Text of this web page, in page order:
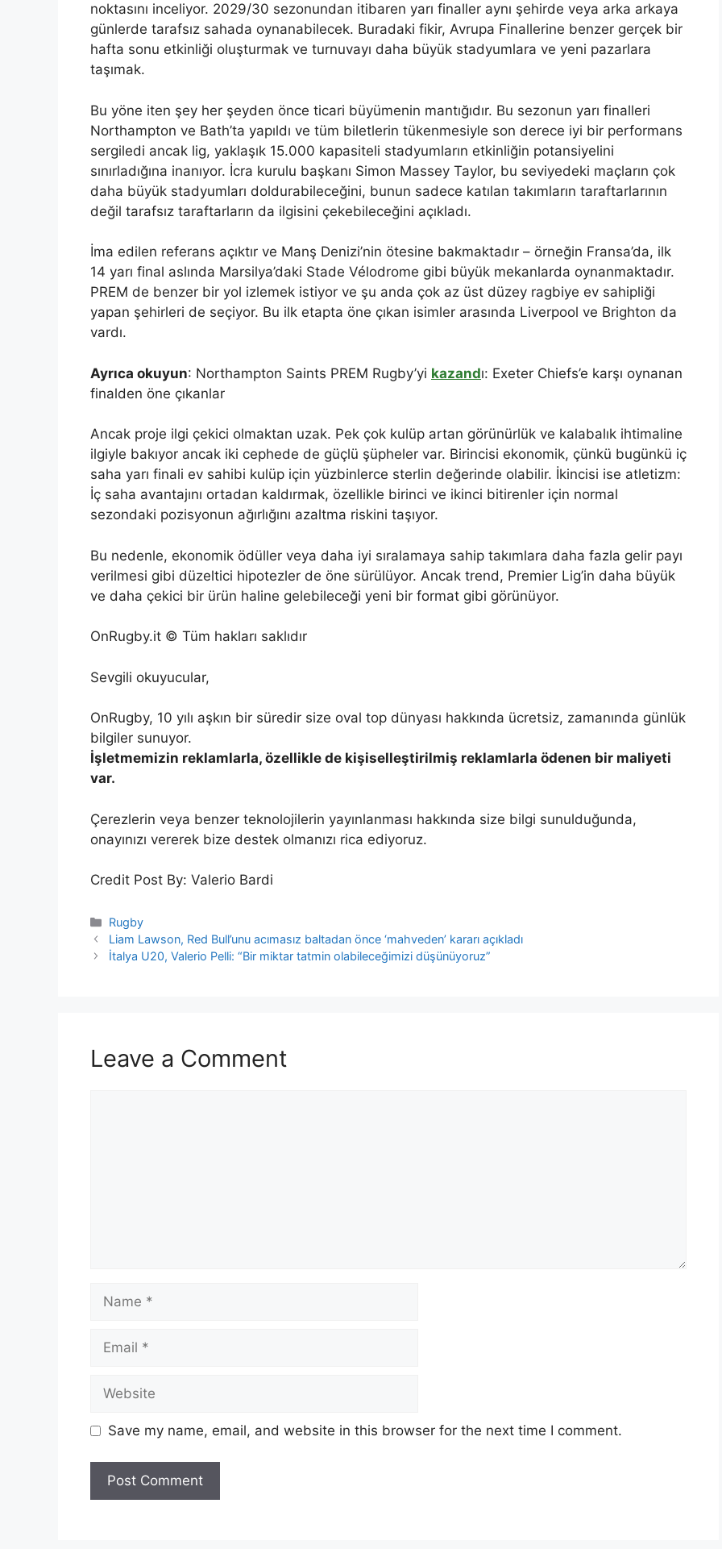
noktasını inceliyor. 2029/30 sezonundan itibaren yarı finaller aynı şehirde veya arka arkaya
günlerde tarafsız sahada oynanabilecek. Buradaki fikir, Avrupa Finallerine benzer gerçek bir
hafta sonu etkinliği oluşturmak ve turnuvayı daha büyük stadyumlara ve yeni pazarlara
taşımak.
Bu yöne iten şey her şeyden önce ticari büyümenin mantığıdır. Bu sezonun yarı finalleri
Northampton ve Bath’ta yapıldı ve tüm biletlerin tükenmesiyle son derece iyi bir performans
sergiledi ancak lig, yaklaşık 15.000 kapasiteli stadyumların etkinliğin potansiyelini
sınırladığına inanıyor. İcra kurulu başkanı Simon Massey Taylor, bu seviyedeki maçların çok
daha büyük stadyumları doldurabileceğini, bunun sadece katılan takımların taraftarlarının
değil tarafsız taraftarların da ilgisini çekebileceğini açıkladı.
İma edilen referans açıktır ve Manş Denizi’nin ötesine bakmaktadır – örneğin Fransa’da, ilk
14 yarı final aslında Marsilya’daki Stade Vélodrome gibi büyük mekanlarda oynanmaktadır.
PREM de benzer bir yol izlemek istiyor ve şu anda çok az üst düzey ragbiye ev sahipliği
yapan şehirleri de seçiyor. Bu ilk etapta öne çıkan isimler arasında Liverpool ve Brighton da
vardı.
Ayrıca okuyun: Northampton Saints PREM Rugby’yi kazandı: Exeter Chiefs’e karşı oynanan
finalden öne çıkanlar
Ancak proje ilgi çekici olmaktan uzak. Pek çok kulüp artan görünürlük ve kalabalık ihtimaline
ilgiyle bakıyor ancak iki cephede de güçlü şüpheler var. Birincisi ekonomik, çünkü bugünkü iç
saha yarı finali ev sahibi kulüp için yüzbinlerce sterlin değerinde olabilir. İkincisi ise atletizm:
İç saha avantajını ortadan kaldırmak, özellikle birinci ve ikinci bitirenler için normal
sezondaki pozisyonun ağırlığını azaltma riskini taşıyor.
Bu nedenle, ekonomik ödüller veya daha iyi sıralamaya sahip takımlara daha fazla gelir payı
verilmesi gibi düzeltici hipotezler de öne sürülüyor. Ancak trend, Premier Lig’in daha büyük
ve daha çekici bir ürün haline gelebileceği yeni bir format gibi görünüyor.
OnRugby.it © Tüm hakları saklıdır
Sevgili okuyucular,
OnRugby, 10 yılı aşkın bir süredir size oval top dünyası hakkında ücretsiz, zamanında günlük
bilgiler sunuyor.
İşletmemizin reklamlarla, özellikle de kişiselleştirilmiş reklamlarla ödenen bir maliyeti
var.
Çerezlerin veya benzer teknolojilerin yayınlanması hakkında size bilgi sunulduğunda,
onayınızı vererek bize destek olmanızı rica ediyoruz.
Credit Post By: Valerio Bardi
Categories
Rugby
Liam Lawson, Red Bull’unu acımasız baltadan önce ‘mahveden’ kararı açıkladı
İtalya U20, Valerio Pelli: “Bir miktar tatmin olabileceğimizi düşünüyoruz”
Leave a Comment
Name
Email
Website
Save my name, email, and website in this browser for the next time I comment.